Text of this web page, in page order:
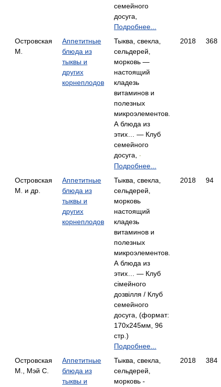
семейного
досуга,
Подробнее...
Островская
М.
Аппетитные
блюда из
тыквы и
других
корнеплодов
Тыква, свекла,
сельдерей,
морковь —
настоящий
кладезь
витаминов и
полезных
микроэлементов.
А блюда из
этих… — Клуб
семейного
досуга,
-
Подробнее...
2018 368
Островская
М. и др.
Аппетитные
блюда из
тыквы и
других
корнеплодов
Тыква, свекла,
сельдерей,
морковь
настоящий
кладезь
витаминов и
полезных
микроэлементов.
А блюда из
этих… — Клуб
сімейного
дозвілля / Клуб
семейного
досуга, (формат:
170x245мм, 96
стр.)
Подробнее...
2018 94
Островская
М., Мэй С.
Аппетитные
блюда из
тыквы и
Тыква, свекла,
сельдерей,
морковь -
2018 384